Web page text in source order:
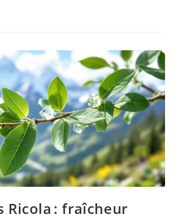
Ricola : fraîcheur